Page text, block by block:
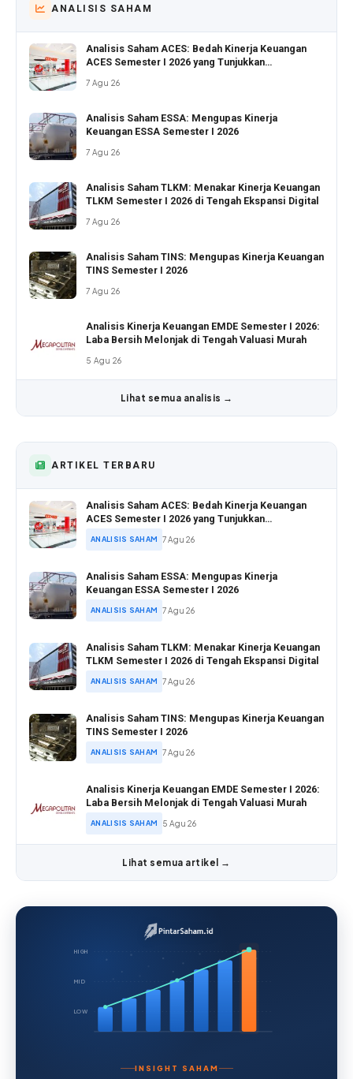
ANALISIS SAHAM
Analisis Saham ACES: Bedah Kinerja Keuangan
ACES Semester I 2026 yang Tunjukkan
7 Agu 26
Analisis Saham ESSA: Mengupas Kinerja
Keuangan ESSA Semester I 2026
7 Agu 26
Analisis Saham TLKM: Menakar Kinerja Keuangan
TLKM Semester I 2026 di Tengah Ekspansi Digital
7 Agu 26
Analisis Saham TINS: Mengupas Kinerja Keuangan
TINS Semester I 2026
7 Agu 26
Analisis Kinerja Keuangan EMDE Semester I 2026:
Laba Bersih Melonjak di Tengah Valuasi Murah
5 Agu 26
Lihat semua analisis →
ARTIKEL TERBARU
Analisis Saham ACES: Bedah Kinerja Keuangan
ACES Semester I 2026 yang Tunjukkan
ANALISIS SAHAM 7 Agu 26
Analisis Saham ESSA: Mengupas Kinerja
Keuangan ESSA Semester I 2026
ANALISIS SAHAM 7 Agu 26
Analisis Saham TLKM: Menakar Kinerja Keuangan
TLKM Semester I 2026 di Tengah Ekspansi Digital
ANALISIS SAHAM 7 Agu 26
Analisis Saham TINS: Mengupas Kinerja Keuangan
TINS Semester I 2026
ANALISIS SAHAM 7 Agu 26
Analisis Kinerja Keuangan EMDE Semester I 2026:
Laba Bersih Melonjak di Tengah Valuasi Murah
ANALISIS SAHAM 5 Agu 26
Lihat semua artikel →
HIGH
MID
LOW
INSIGHT SAHAM